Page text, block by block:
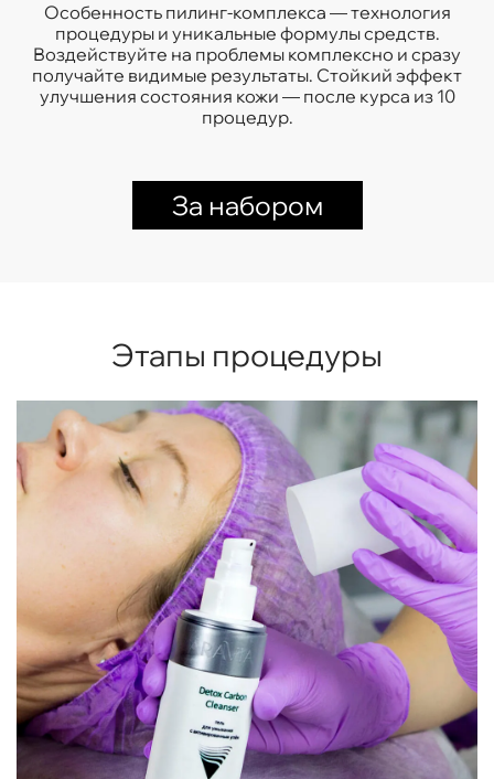
Особенность пилинг-комплекса — технология
процедуры и уникальные формулы средств.
Воздействуйте на проблемы комплексно и сразу
получайте видимые результаты. Стойкий эффект
улучшения состояния кожи — после курса из 10
процедур.
За набором
Этапы процедуры